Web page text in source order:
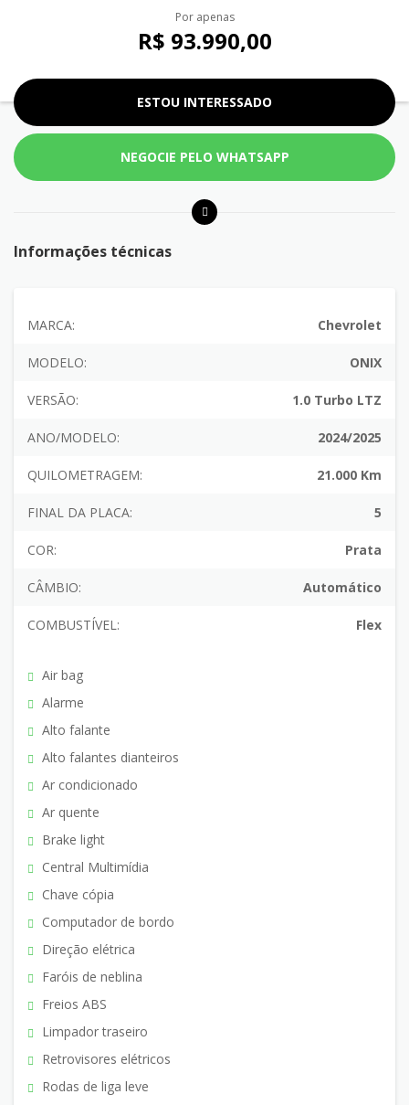
Por apenas
R$ 93.990,00
ESTOU INTERESSADO
NEGOCIE PELO WHATSAPP
Informações técnicas
MARCA: Chevrolet
MODELO: ONIX
VERSÃO: 1.0 Turbo LTZ
ANO/MODELO: 2024/2025
QUILOMETRAGEM: 21.000 Km
FINAL DA PLACA: 5
COR: Prata
CÂMBIO: Automático
COMBUSTÍVEL: Flex
Air bag
Alarme
Alto falante
Alto falantes dianteiros
Ar condicionado
Ar quente
Brake light
Central Multimídia
Chave cópia
Computador de bordo
Direção elétrica
Faróis de neblina
Freios ABS
Limpador traseiro
Retrovisores elétricos
Rodas de liga leve